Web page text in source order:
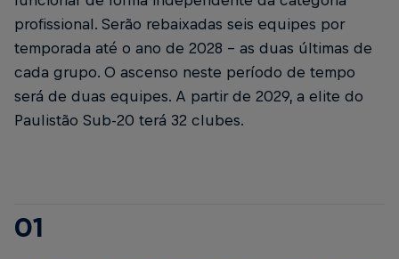
profissional. Serão rebaixadas seis equipes por
temporada até o ano de 2028 - as duas últimas de
cada grupo. O ascenso neste período de tempo
será de duas equipes. A partir de 2029, a elite do
Paulistão Sub-20 terá 32 clubes.
01